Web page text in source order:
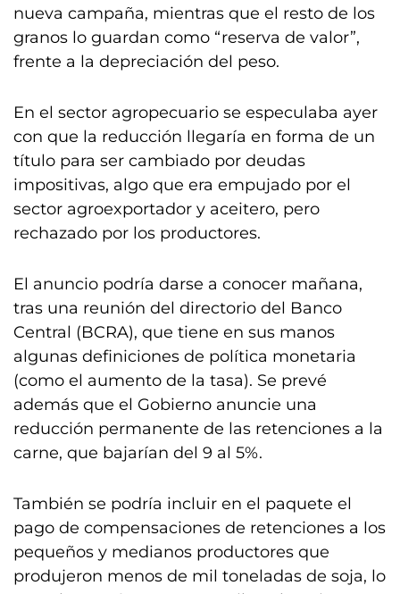
nueva campaña, mientras que el resto de los
granos lo guardan como “reserva de valor”,
frente a la depreciación del peso.
En el sector agropecuario se especulaba ayer
con que la reducción llegaría en forma de un
título para ser cambiado por deudas
impositivas, algo que era empujado por el
sector agroexportador y aceitero, pero
rechazado por los productores.
El anuncio podría darse a conocer mañana,
tras una reunión del directorio del Banco
Central (BCRA), que tiene en sus manos
algunas definiciones de política monetaria
(como el aumento de la tasa). Se prevé
además que el Gobierno anuncie una
reducción permanente de las retenciones a la
carne, que bajarían del 9 al 5%.
También se podría incluir en el paquete el
pago de compensaciones de retenciones a los
pequeños y medianos productores que
produjeron menos de mil toneladas de soja, lo